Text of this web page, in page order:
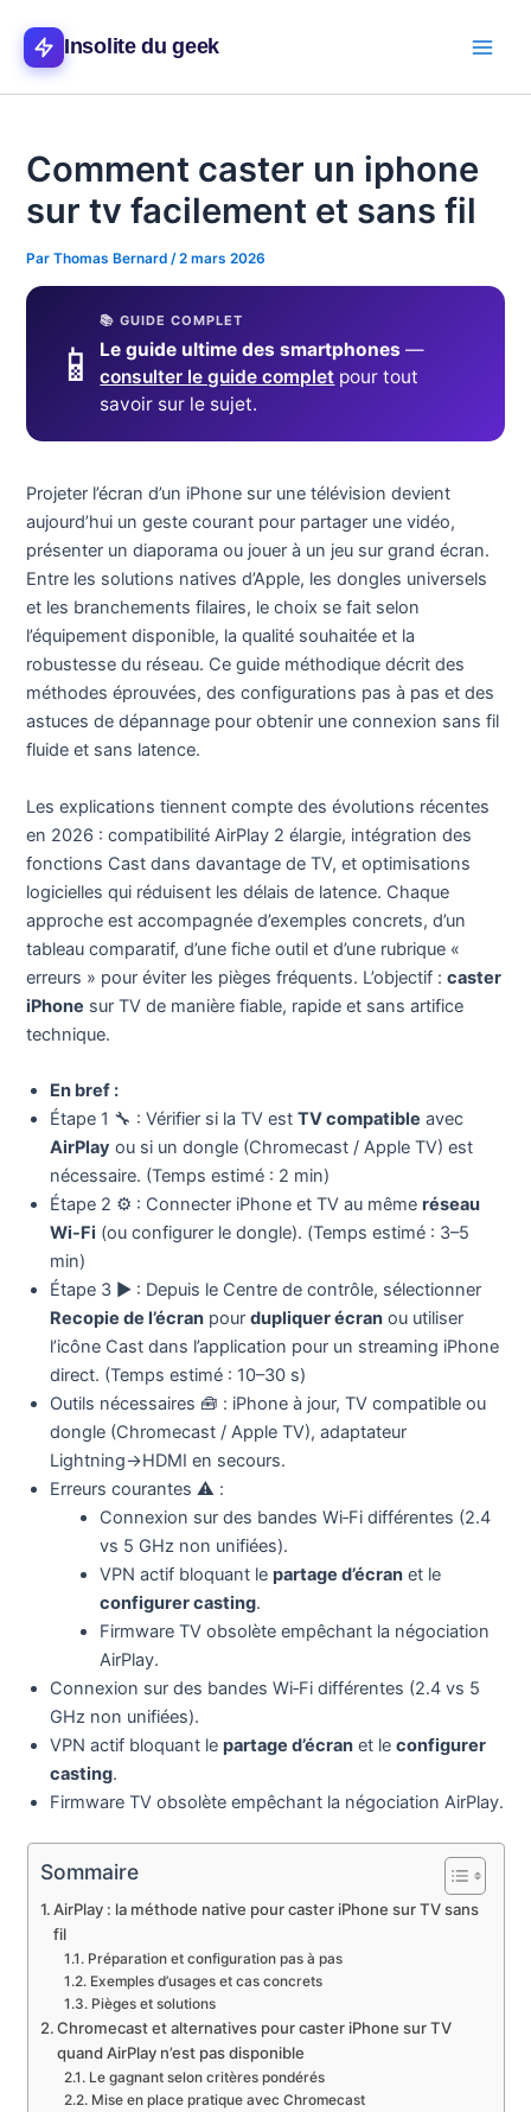
contenu
Insolite du geek
Comment caster un iphone
sur tv facilement et sans fil
ParThomas Bernard /2 mars 2026
📱
📚 GUIDE COMPLET
Le guide ultime des smartphones —
consulter le guide complet pour tout
savoir sur le sujet.
Projeter l’écran d’un iPhone sur une télévision devient
aujourd’hui un geste courant pour partager une vidéo,
présenter un diaporama ou jouer à un jeu sur grand écran.
Entre les solutions natives d’Apple, les dongles universels
et les branchements filaires, le choix se fait selon
l’équipement disponible, la qualité souhaitée et la
robustesse du réseau. Ce guide méthodique décrit des
méthodes éprouvées, des configurations pas à pas et des
astuces de dépannage pour obtenir une connexion sans fil
fluide et sans latence.
Les explications tiennent compte des évolutions récentes
en 2026 : compatibilité AirPlay 2 élargie, intégration des
fonctions Cast dans davantage de TV, et optimisations
logicielles qui réduisent les délais de latence. Chaque
approche est accompagnée d’exemples concrets, d’un
tableau comparatif, d’une fiche outil et d’une rubrique «
erreurs » pour éviter les pièges fréquents. L’objectif :caster
iPhone sur TV de manière fiable, rapide et sans artifice
technique.
En bref :
Étape 1 🔧 : Vérifier si la TV estTV compatible avec
AirPlay ou si un dongle (Chromecast / Apple TV) est
nécessaire. (Temps estimé : 2 min)
Étape 2 ⚙️ : Connecter iPhone et TV au mêmeréseau
Wi-Fi (ou configurer le dongle). (Temps estimé : 3–5
min)
Étape 3 ▶️ : Depuis le Centre de contrôle, sélectionner
Recopie de l’écran pourdupliquer écran ou utiliser
l’icône Cast dans l’application pour un streaming iPhone
direct. (Temps estimé : 10–30 s)
Outils nécessaires 🧰 : iPhone à jour, TV compatible ou
dongle (Chromecast / Apple TV), adaptateur
Lightning→HDMI en secours.
Erreurs courantes ⚠️ :
Connexion sur des bandes Wi‑Fi différentes (2.4
vs 5 GHz non unifiées).
VPN actif bloquant lepartage d’écran et le
configurer casting.
Firmware TV obsolète empêchant la négociation
AirPlay.
Connexion sur des bandes Wi‑Fi différentes (2.4 vs 5
GHz non unifiées).
VPN actif bloquant lepartage d’écran et leconfigurer
casting.
Firmware TV obsolète empêchant la négociation AirPlay.
Sommaire
AirPlay : la méthode native pour caster iPhone sur TV sans
fil
Préparation et configuration pas à pas
Exemples d’usages et cas concrets
Pièges et solutions
Chromecast et alternatives pour caster iPhone sur TV
quand AirPlay n’est pas disponible
Le gagnant selon critères pondérés
Mise en place pratique avec Chromecast